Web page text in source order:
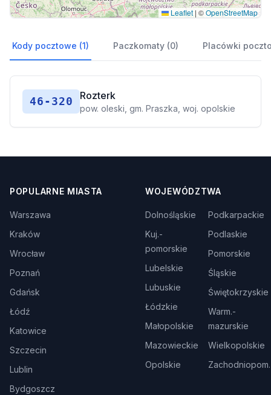
Leaflet | ©OpenStreetMap
Kody pocztowe (1) Paczkomaty (0) Placówki
46-320 Rozterk
pow. oleski, gm. Praszka, woj. opolskie
POPULARNE MIASTA
Warszawa
Kraków
Wrocław
Poznań
Gdańsk
Łódź
Katowice
Szczecin
Lublin
Bydgoszcz
WOJEWÓDZTWA
Dolnośląskie
Kuj.-
pomorskie
Lubelskie
Lubuskie
Łódzkie
Małopolskie
Mazowieckie
Opolskie
Podkarpackie
Podlaskie
Pomorskie
Śląskie
Świętokrzyskie
Warm.-
mazurskie
Wielkopolskie
Zachodniopom.